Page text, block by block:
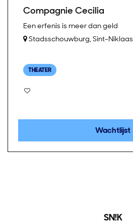
Compagnie Cecilia
Een erfenis is meer dan geld
Stadsschouwburg, Sint-Niklaas
THEATER
Wachtlijst
SN!K